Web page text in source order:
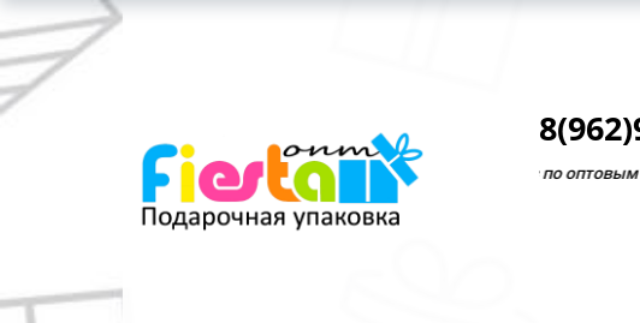
для звонков по оптовым